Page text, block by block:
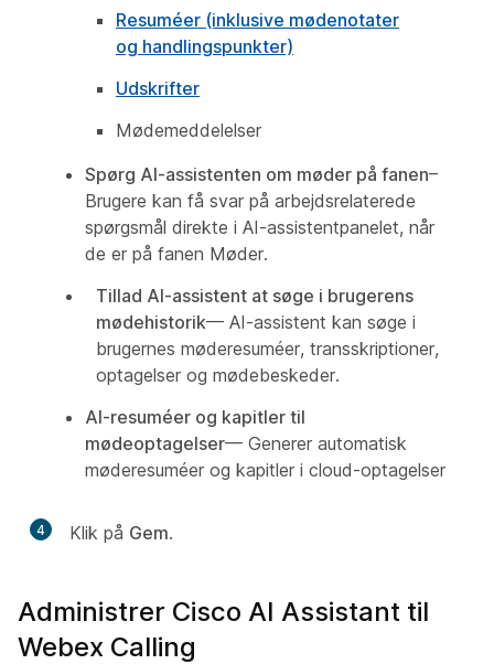
Resuméer (inklusive mødenotater
og handlingspunkter)
Udskrifter
Mødemeddelelser
Spørg AI-assistenten om møder på fanen–
Brugere kan få svar på arbejdsrelaterede
spørgsmål direkte i AI-assistentpanelet, når
de er på fanen Møder.
Tillad AI-assistent at søge i brugerens
mødehistorik— AI-assistent kan søge i
brugernes møderesuméer, transskriptioner,
optagelser og mødebeskeder.
AI-resuméer og kapitler til
mødeoptagelser— Generer automatisk
møderesuméer og kapitler i cloud-optagelser
4 Klik på Gem.
Administrer Cisco AI Assistant til
Webex Calling